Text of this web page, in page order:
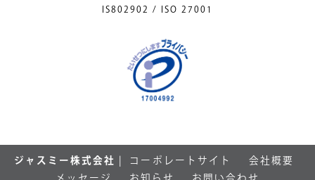
IS802902 / ISO 27001
ジャスミー株式会社 コーポレートサイト
会社概要
メッセージ
お知らせ お問い合わせ